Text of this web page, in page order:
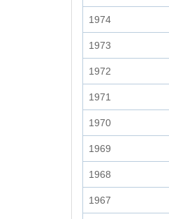
1974
1973
1972
1971
1970
1969
1968
1967